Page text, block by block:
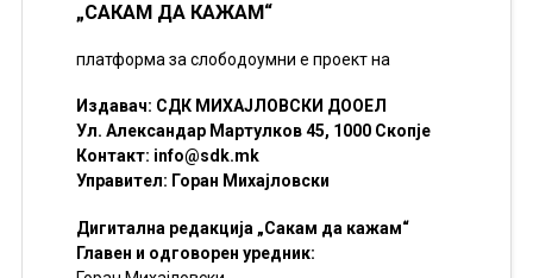
„САКАМ ДА КАЖАМ“
платформа за слободоумни е проект на
Издавач: СДК МИХАЈЛОВСКИ ДООЕЛ
Ул. Александар Мартулков 45, 1000 Скопје
Контакт: info@sdk.mk
Управител: Горан Михајловски
Дигитална редакција „Сакам да кажам“
Главен и одговорен уредник: